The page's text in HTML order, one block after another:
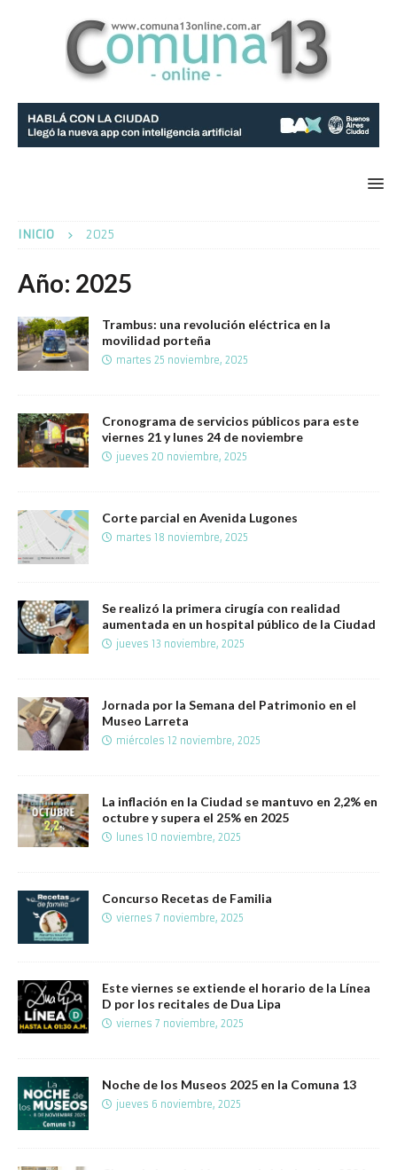
INICIO 2025
Año: 2025
Trambus: una revolución eléctrica en la
movilidad porteña
martes 25 noviembre, 2025
Cronograma de servicios públicos para este
viernes 21 y lunes 24 de noviembre
jueves 20 noviembre, 2025
Corte parcial en Avenida Lugones
martes 18 noviembre, 2025
Se realizó la primera cirugía con realidad
aumentada en un hospital público de la Ciudad
jueves 13 noviembre, 2025
Jornada por la Semana del Patrimonio en el
Museo Larreta
miércoles 12 noviembre, 2025
La inflación en la Ciudad se mantuvo en 2,2% en
octubre y supera el 25% en 2025
lunes 10 noviembre, 2025
Concurso Recetas de Familia
viernes 7 noviembre, 2025
Este viernes se extiende el horario de la Línea
D por los recitales de Dua Lipa
viernes 7 noviembre, 2025
Noche de los Museos 2025 en la Comuna 13
jueves 6 noviembre, 2025